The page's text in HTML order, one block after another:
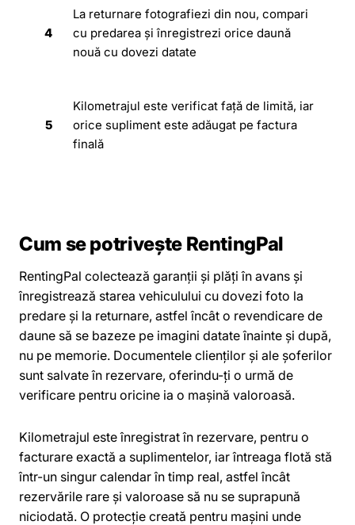
4
La returnare fotografiezi din nou, compari
cu predarea și înregistrezi orice daună
nouă cu dovezi datate
5
Kilometrajul este verificat față de limită, iar
orice supliment este adăugat pe factura
finală
Cum se potrivește RentingPal
RentingPal colectează garanții și plăți în avans și
înregistrează starea vehiculului cu dovezi foto la
predare și la returnare, astfel încât o revendicare de
daune să se bazeze pe imagini datate înainte și după,
nu pe memorie. Documentele clienților și ale șoferilor
sunt salvate în rezervare, oferindu-ți o urmă de
verificare pentru oricine ia o mașină valoroasă.
Kilometrajul este înregistrat în rezervare, pentru o
facturare exactă a suplimentelor, iar întreaga flotă stă
într-un singur calendar în timp real, astfel încât
rezervările rare și valoroase să nu se suprapună
niciodată. O protecție creată pentru mașini unde